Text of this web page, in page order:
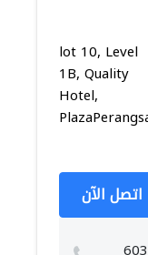
lot 10, Level
1B, Quality
Hotel,
اتصل الآن